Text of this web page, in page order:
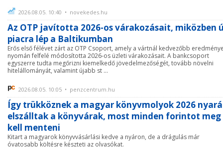
2026.08.05. 10:40 • novekedes.hu
Az OTP javította 2026-os várakozásait, miközben
piacra lép a Baltikumban
Erős első félévet zárt az OTP Csoport, amely a vártnál kedvezőbb
nyomán felfelé módosította 2026-os üzleti várakozásait. A bankcsoport
egyszerre tudta megőrizni kiemelkedő jövedelmezőségét, tovább növelni
hitelállományát, valamint újabb st ...
2026.08.05. 10:05 • penzcentrum.hu
Így trükköznek a magyar könyvmolyok 2026
elszálltak a könyvárak, most minden forintot meg
kell menteni
Kitart a magyarok könyvvásárlási kedve a nyáron, de a drágulás már
óvatosabb költésre készteti az olvasókat.